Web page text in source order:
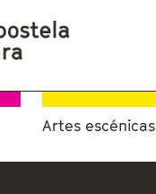
Artes escénicas